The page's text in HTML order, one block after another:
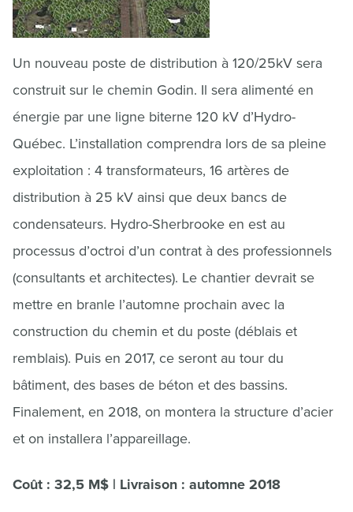
Un nouveau poste de distribution à 120/25kV sera
construit sur le chemin Godin. Il sera alimenté en
énergie par une ligne biterne 120 kV d’Hydro-
Québec. L’installation comprendra lors de sa pleine
exploitation : 4 transformateurs, 16 artères de
distribution à 25 kV ainsi que deux bancs de
condensateurs. Hydro-Sherbrooke en est au
processus d’octroi d’un contrat à des professionnels
(consultants et architectes). Le chantier devrait se
mettre en branle l’automne prochain avec la
construction du chemin et du poste (déblais et
remblais). Puis en 2017, ce seront au tour du
bâtiment, des bases de béton et des bassins.
Finalement, en 2018, on montera la structure d’acier
et on installera l’appareillage.
Coût : 32,5 M$ | Livraison : automne 2018